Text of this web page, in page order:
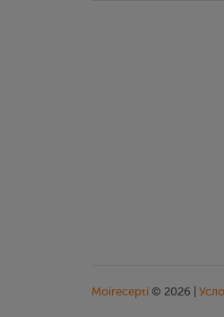
Moirecepti © 2026 |